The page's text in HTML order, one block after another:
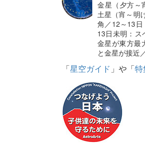
金星（夕方～
土星（宵～明
角／12～13日
13日未明：ス
金星が東方最
と金星が接近
「星空ガイド 」や「特